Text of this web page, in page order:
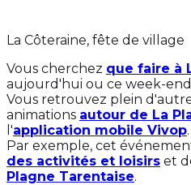
La Côteraine, fête de village
Vous cherchez que faire à
aujourd'hui ou ce week-
Vous retrouvez plein
animations autour de La
l'application mobile Vivop.
Par exemple, cet
des activités et loisirs et
Plagne Tarentaise.